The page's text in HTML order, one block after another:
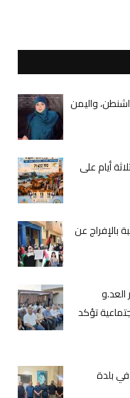
واليمن
أيام على
بالإفراج عن
العد.و
تؤكد
بلدة